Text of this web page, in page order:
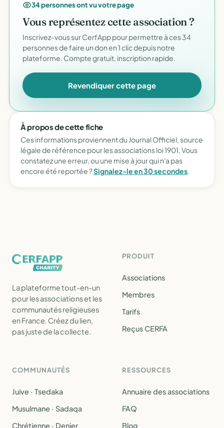
34 personnes ont vu votre page
Vous représentez cette association ?
Inscrivez-vous sur CerfApp pour permettre à ces 34
personnes de faire un don en 1 clic depuis notre
plateforme. Compte gratuit, inscription rapide.
Revendiquer cette page
À propos de cette fiche
Ces informations proviennent du Journal Officiel, source
légale de référence pour les associations loi 1901. Vous
constatez une erreur, ou une mise à jour qui n'a pas
encore été reportée ?Signalez-le en 30 secondes.
La plateforme tout-en-un
pour les associations et les
communautés religieuses
en France. Créez du lien,
pas juste de la collecte.
PRODUIT
Associations
Membres
Tarifs
Reçus CERFA
COMMUNAUTÉS
Juive · Tsedaka
Musulmane · Sadaqa
Chrétienne · Denier
RESSOURCES
Annuaire des associations
FAQ
Blog